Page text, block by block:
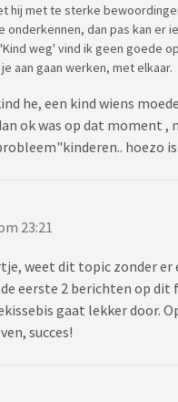
hij met te sterke
onderkennen, dan pas kan er
weg' vind ik geen goede
aan gaan werken, met elkaar.
he, een kind wiens
ok was op dat moment
hoezo
23:21
weet dit topic zonder er
eerste 2 berichten op
gaat lekker door.
succes!